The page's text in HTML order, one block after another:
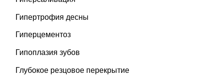
Гипертрофия десны
Гиперцементоз
Гипоплазия зубов
Глубокое резцовое перекрытие